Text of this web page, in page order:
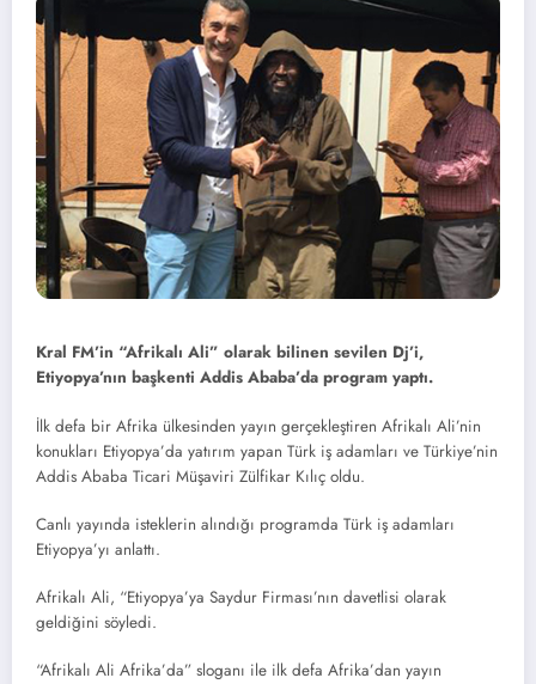
Kral FM’in “Afrikalı Ali” olarak bilinen sevilen Dj’i,
Etiyopya’nın başkenti Addis Ababa’da program yaptı.
İlk defa bir Afrika ülkesinden yayın gerçekleştiren Afrikalı Ali’nin
konukları Etiyopya’da yatırım yapan Türk iş adamları ve Türkiye’nin
Addis Ababa Ticari Müşaviri Zülfikar Kılıç oldu.
Canlı yayında isteklerin alındığı programda Türk iş adamları
Etiyopya’yı anlattı.
Afrikalı Ali, “Etiyopya’ya Saydur Firması’nın davetlisi olarak
geldiğini söyledi.
“Afrikalı Ali Afrika’da” sloganı ile ilk defa Afrika’dan yayın